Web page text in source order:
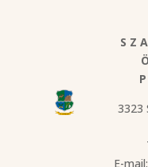
S Z
3323
E-mail: